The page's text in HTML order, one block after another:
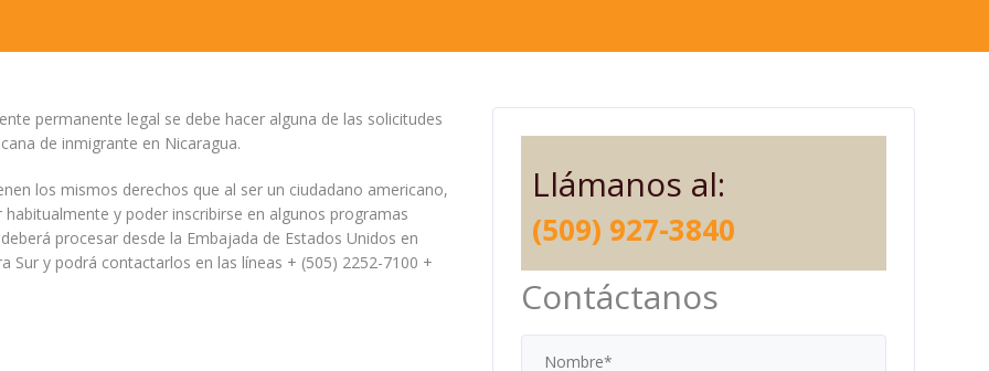
permanente legal se debe hacer alguna de las solicitudes
de inmigrante en Nicaragua.
los mismos derechos que al ser un ciudadano americano,
y poder inscribirse en algunos programas
procesar desde la Embajada de Estados Unidos en
y podrá contactarlos en las líneas + (505) 2252-7100 +
Llámanos al:
(509) 927-3840
Contáctanos